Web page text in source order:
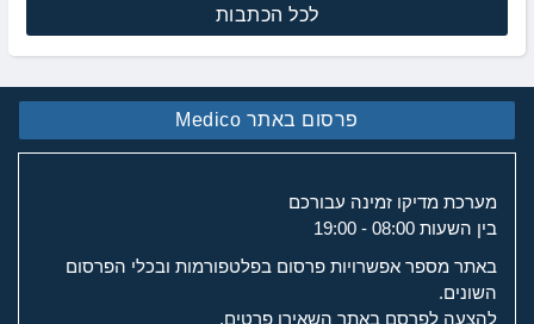
לכל הכתבות
פרסום באתר Medico
מערכת מדיקו זמינה עבורכם
בין השעות 08:00 - 19:00
באתר מספר אפשרויות פרסום בפלטפורמות ובכלי הפרסום
השונים.
להצעה לפרסם באתר השאירו פרטים.